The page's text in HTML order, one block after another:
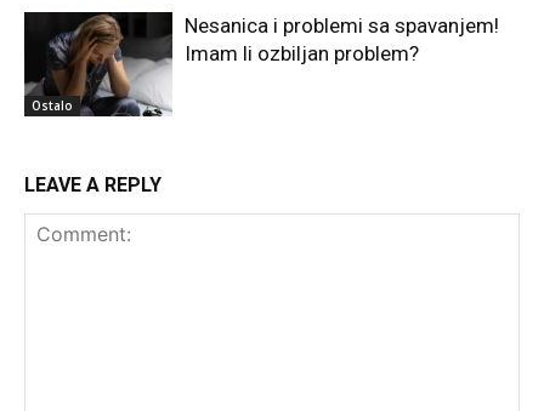
Ostalo
Nesanica i problemi sa spavanjem!
Imam li ozbiljan problem?
LEAVE A REPLY